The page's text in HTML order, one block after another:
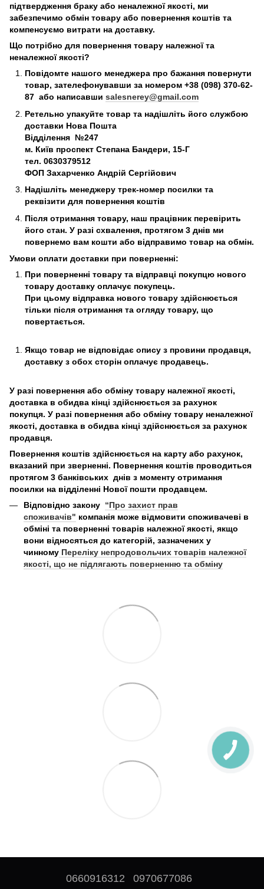
підтвердження браку або неналежної якості, ми
забезпечимо обмін товару або повернення коштів та
компенсуємо витрати на доставку.
Що потрібно для повернення товару належної та
неналежної якості?
Повідомте нашого менеджера про бажання повернути
товар, зателефонувавши за номером +38 (098) 370-62-
87 або написавши salesnerey@gmail.com
Ретельно упакуйте товар та надішліть його службою
доставки Нова Пошта
Відділення №247
м. Київ проспект Степана Бандери, 15-Г
тел. 0630379512
ФОП Захарченко Андрій Сергійович
Надішліть менеджеру трек-номер посилки та
реквізити для повернення коштів
Після отримання товару, наш працівник перевірить
його стан. У разі схвалення, протягом 3 днів ми
повернемо вам кошти або відправимо товар на обмін.
Умови оплати доставки при поверненні:
При поверненні товару та відправці покупцю нового
товару доставку оплачує покупець.
При цьому відправка нового товару здійснюється
тільки після отримання та огляду товару, що
повертається.
Якщо товар не відповідає опису з провини продавця,
доставку з обох сторін оплачує продавець.
У разі повернення або обміну товару належної якості,
доставка в обидва кінці здійснюється за рахунок
покупця. У разі повернення або обміну товару неналежної
якості, доставка в обидва кінці здійснюється за рахунок
продавця.
Повернення коштів здійснюється на карту або рахунок,
вказаний при зверненні. Повернення коштів проводиться
протягом 3 банківських днів з моменту отримання
посилки на відділенні Нової пошти продавцем.
Відповідно закону “Про захист прав
споживачів" компанія може відмовити споживачеві в
обміні та поверненні товарів належної якості, якщо
вони відносяться до категорій, зазначених у
чинному Переліку непродовольчих товарів належної
якості, що не підлягають поверненню та обміну
0660916312 0970677086